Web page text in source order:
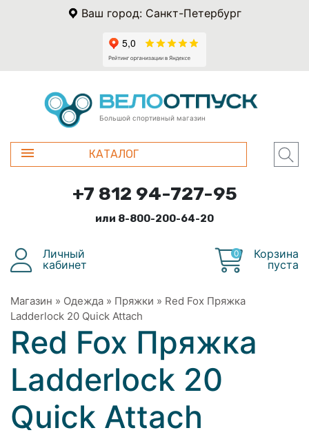
Ваш город: Санкт-Петербург
Большой спортивный магазин
КАТАЛОГ
+7 812 94-727-95
или 8-800-200-64-20
Личный
кабинет
0
Корзина
пуста
Магазин » Одежда » Пряжки » Red Fox Пряжка
Ladderlock 20 Quick Attach
Red Fox Пряжка
Ladderlock 20
Quick Attach